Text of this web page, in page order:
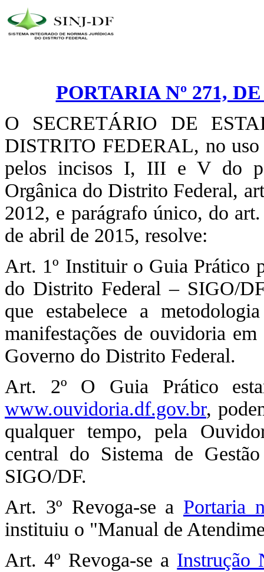
PORTARIA Nº 271,
O SECRETÁRIO DE
DISTRITO FEDERAL, no uso
pelos incisos I, III e V do
Orgânica do Distrito Federal,
2012, e parágrafo único, do
de abril de 2015, resolve:
Art. 1º Instituir o Guia Prático
do Distrito Federal – SIGO/
que estabelece a
manifestações de ouvidoria
Governo do Distrito Federal.
Art. 2º O Guia Prático
www.ouvidoria.df.gov.br,
qualquer tempo, pela
central do Sistema de
SIGO/DF.
Art. 3º Revoga-se a Portaria
instituiu o "Manual de
Art. 4º Revoga-se a Instrução